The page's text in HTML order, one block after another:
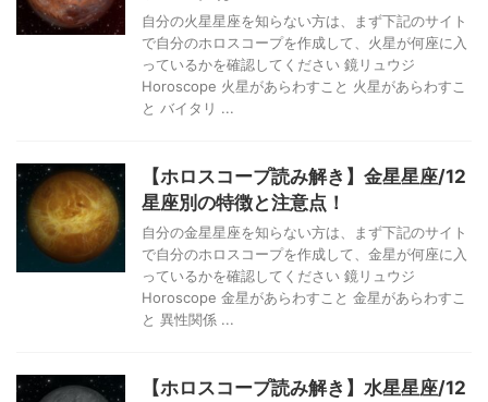
自分の火星星座を知らない方は、まず下記のサイト
で自分のホロスコープを作成して、火星が何座に入
っているかを確認してください 鏡リュウジ
Horoscope 火星があらわすこと 火星があらわすこ
と バイタリ ...
【ホロスコープ読み解き】金星星座/12
星座別の特徴と注意点！
自分の金星星座を知らない方は、まず下記のサイト
で自分のホロスコープを作成して、金星が何座に入
っているかを確認してください 鏡リュウジ
Horoscope 金星があらわすこと 金星があらわすこ
と 異性関係 ...
【ホロスコープ読み解き】水星星座/12